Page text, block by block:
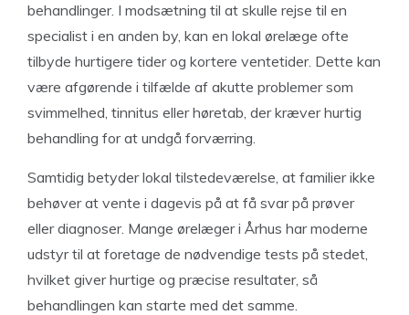
behandlinger. I modsætning til at skulle rejse til en
specialist i en anden by, kan en lokal ørelæge ofte
tilbyde hurtigere tider og kortere ventetider. Dette kan
være afgørende i tilfælde af akutte problemer som
svimmelhed, tinnitus eller høretab, der kræver hurtig
behandling for at undgå forværring.
Samtidig betyder lokal tilstedeværelse, at familier ikke
behøver at vente i dagevis på at få svar på prøver
eller diagnoser. Mange ørelæger i Århus har moderne
udstyr til at foretage de nødvendige tests på stedet,
hvilket giver hurtige og præcise resultater, så
behandlingen kan starte med det samme.